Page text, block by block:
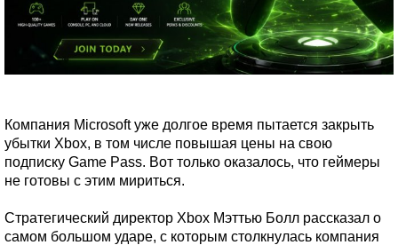
Компания Microsoft уже долгое время пытается закрыть
убытки Xbox, в том числе повышая цены на свою
подписку Game Pass. Вот только оказалось, что геймеры
не готовы с этим мириться.
Стратегический директор Xbox Мэттью Болл рассказал о
самом большом ударе, с которым столкнулась компания